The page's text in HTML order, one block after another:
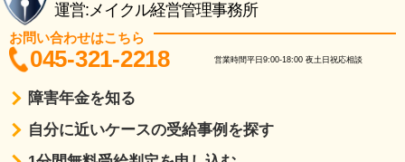
運営:メイクル経営管理事務所
お問い合わせはこちら
045-321-2218 営業時間平日9:00-18:00夜土日祝応相談
障害年金を知る
自分に近いケースの受給事例を探す